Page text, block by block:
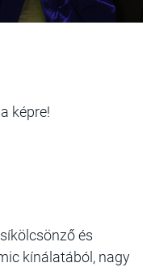
képre!
síkölcsönző és
kínálatából, nagy